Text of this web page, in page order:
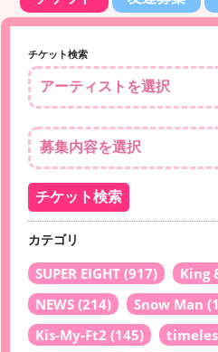
チケット検索
カテゴリ
SUPER EIGHT (917) King
NEWS (214) Snow Man
Kis-My-Ft2 (145)